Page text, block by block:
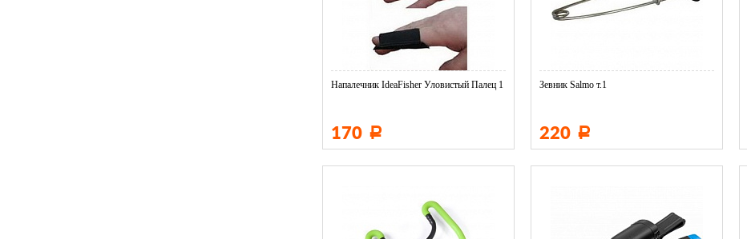
Напалечник IdeaFisher Уловистый Палец 1
170 Р
Зевник Salmo т.1
220 Р